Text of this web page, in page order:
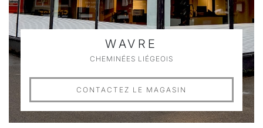
WAVRE
CHEMINÉES LIÉGEOIS
CONTACTEZ LE MAGASIN